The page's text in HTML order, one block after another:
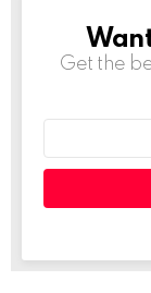
Get the